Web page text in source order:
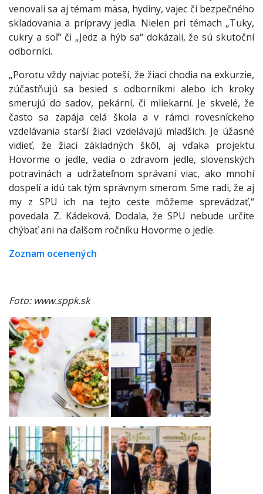
venovali sa aj témam mäsa, hydiny, vajec či bezpečného
skladovania a prípravy jedla. Nielen pri témach „Tuky,
cukry a soľ“ či „Jedz a hýb sa“ dokázali, že sú skutoční
odborníci.
„Porotu vždy najviac poteší, že žiaci chodia na exkurzie,
zúčastňujú sa besied s odborníkmi alebo ich kroky
smerujú do sadov, pekární, či mliekarní. Je skvelé, že
často sa zapája celá škola a v rámci rovesníckeho
vzdelávania starší žiaci vzdelávajú mladších. Je úžasné
vidieť, že žiaci základných škôl, aj vďaka projektu
Hovorme o jedle, vedia o zdravom jedle, slovenských
potravinách a udržateľnom správaní viac, ako mnohí
dospelí a idú tak tým správnym smerom. Sme radi, že aj
my z SPU ich na tejto ceste môžeme sprevádzať,“
povedala Z. Kádeková. Dodala, že SPU nebude určite
chýbať ani na ďalšom ročníku Hovorme o jedle.
Zoznam ocenených
Foto: www.sppk.sk